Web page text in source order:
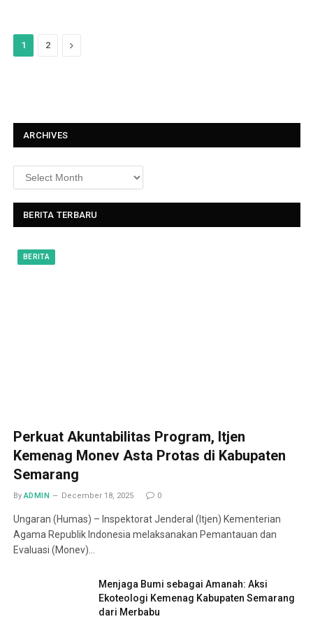
1 2
N
ARCHIVES
BERITA TERBARU
BERITA
Perkuat Akuntabilitas Program, Itjen
Kemenag Monev Asta Protas di Kabupaten
Semarang
By ADMIN December 18, 2025 0
Ungaran (Humas) – Inspektorat Jenderal (Itjen) Kementerian
Agama Republik Indonesia melaksanakan Pemantauan dan
Evaluasi (Monev)…
Menjaga Bumi sebagai Amanah: Aksi
Ekoteologi Kemenag Kabupaten Semarang
dari Merbabu